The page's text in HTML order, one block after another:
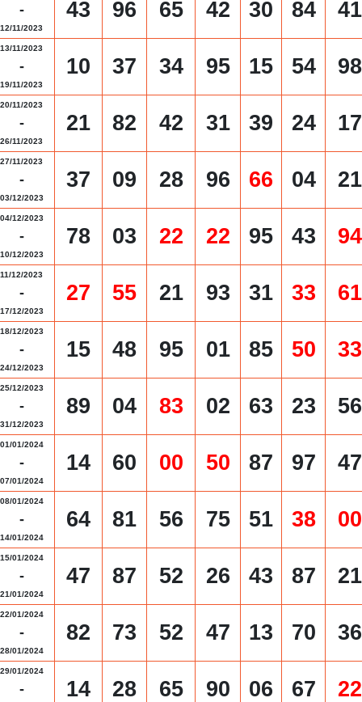
-
12/11/2023
43 96 65 42 30 84 41
13/11/2023
-
19/11/2023
10 37 34 95 15 54 98
20/11/2023
-
26/11/2023
21 82 42 31 39 24 17
27/11/2023
-
03/12/2023
37 09 28 96 66 04 21
04/12/2023
-
10/12/2023
78 03 22 22 95 43 94
11/12/2023
-
17/12/2023
27 55 21 93 31 33 61
18/12/2023
-
24/12/2023
15 48 95 01 85 50 33
25/12/2023
-
31/12/2023
89 04 83 02 63 23 56
01/01/2024
-
07/01/2024
14 60 00 50 87 97 47
08/01/2024
-
14/01/2024
64 81 56 75 51 38 00
15/01/2024
-
21/01/2024
47 87 52 26 43 87 21
22/01/2024
-
28/01/2024
82 73 52 47 13 70 36
29/01/2024
- 14 28 65 90 06 67 22